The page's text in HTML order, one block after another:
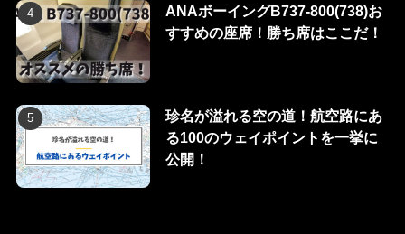
ANAボーイングB737-800(738)お
すすめの座席！勝ち席はここだ！
珍名が溢れる空の道！航空路にあ
る100のウェイポイントを一挙に
公開！